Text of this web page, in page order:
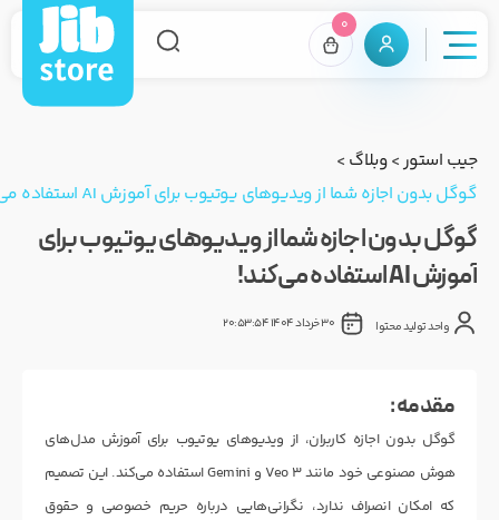
0
جیب استور>وبلاگ >
گوگل بدون اجازه شما از ویدیوهای یوتیوب برای آموزش AI استفاده می‌کند!
گوگل بدون اجازه شما از ویدیوهای یوتیوب برای
آموزش AI استفاده می‌کند!
واحد تولید محتوا 30 خرداد 1404 20:53:54
مقدمه :
گوگل بدون اجازه کاربران، از ویدیوهای یوتیوب برای آموزش مدل‌های
هوش مصنوعی خود مانند Veo 3 و Gemini استفاده می‌کند. این تصمیم
که امکان انصراف ندارد، نگرانی‌هایی درباره حریم خصوصی و حقوق